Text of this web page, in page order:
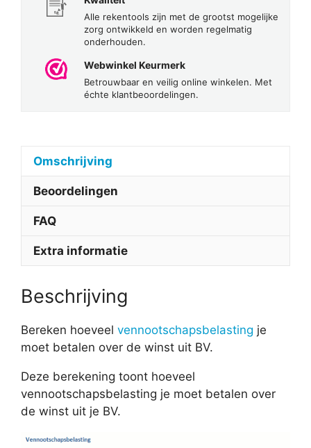
Alle rekentools zijn met de grootst mogelijke
zorg ontwikkeld en worden regelmatig
onderhouden.
Webwinkel Keurmerk
Betrouwbaar en veilig online winkelen. Met
échte klantbeoordelingen.
Omschrijving
Beoordelingen
FAQ
Extra informatie
Beschrijving
Bereken hoeveel vennootschapsbelasting je
moet betalen over de winst uit BV.
Deze berekening toont hoeveel
vennootschapsbelasting je moet betalen over
de winst uit je BV.